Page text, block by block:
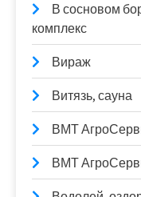
В сосновом
комплекс
Вираж
Витязь, сауна
ВМТ
ВМТ